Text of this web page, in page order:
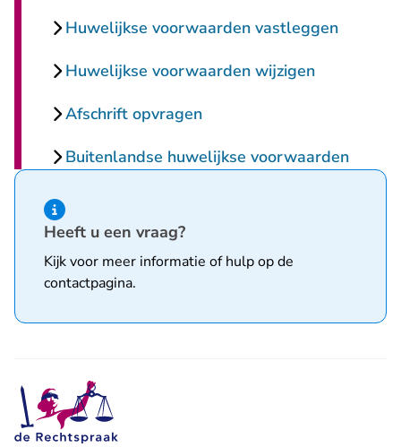
Huwelijkse voorwaarden vastleggen
Huwelijkse voorwaarden wijzigen
Afschrift opvragen
Buitenlandse huwelijkse voorwaarden
Hint van type informatie
Heeft u een vraag?
Kijk voor meer informatie of hulp op de
contactpagina.